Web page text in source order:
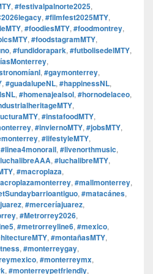
, #festivalpalnorte2025,
, #filmfest2025MTY,
, #foodiesMTY, #foodmontrey,
, #foodstagramMTY,
, #fundidorapark, #futbolisedelMTY,
,
, #gaymonterrey,
, #guadalupeNL, #happinessNL,
, #homenajealsol, #hornodelaceo,
,
, #instafoodMTY,
, #inviernoMTY, #jobsMTY,
, #lifestyleMTY,
#linea4monorail, #livenorthmusic,
, #luchalibreMTY,
, #macroplaza,
, #mallmonterrey,
, #matacánes,
, #merceríajuarez,
, #Metrorrey2026,
, #metrorreyline6, #mexico,
, #montañasMTY,
, #monterreygay,
, #monterreymx,
, #monterreypetfriendly,